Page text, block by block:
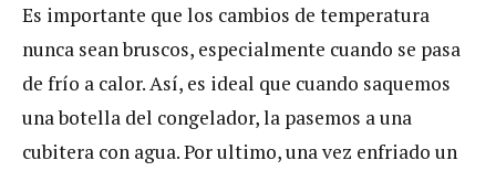
Es importante que los cambios de temperatura
nunca sean bruscos, especialmente cuando se pasa
de frío a calor. Así, es ideal que cuando saquemos
una botella del congelador, la pasemos a una
cubitera con agua. Por ultimo, una vez enfriado un